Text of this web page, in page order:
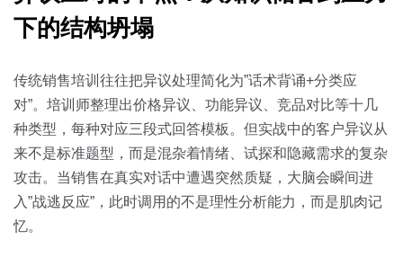
销售人员
销售管理
白皮书
销售会话智能
下的结构坍塌
传统销售培训往往把异议处理简化为”话术背诵+分类应
对”。培训师整理出价格异议、功能异议、竞品对比等十几
种类型，每种对应三段式回答模板。但实战中的客户异议从
来不是标准题型，而是混杂着情绪、试探和隐藏需求的复杂
攻击。当销售在真实对话中遭遇突然质疑，大脑会瞬间进
入”战逃反应”，此时调用的不是理性分析能力，而是肌肉记
忆。